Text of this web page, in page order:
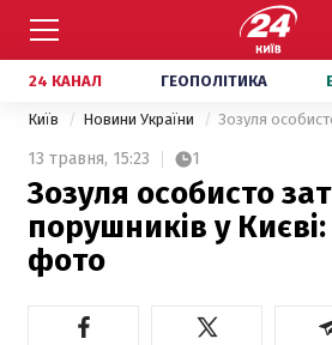
24 КАНАЛ ГЕОПОЛІТИКА
Київ Новини України
13 травня, 15:23 1
Зозуля особисто
порушників у Києві:
фото